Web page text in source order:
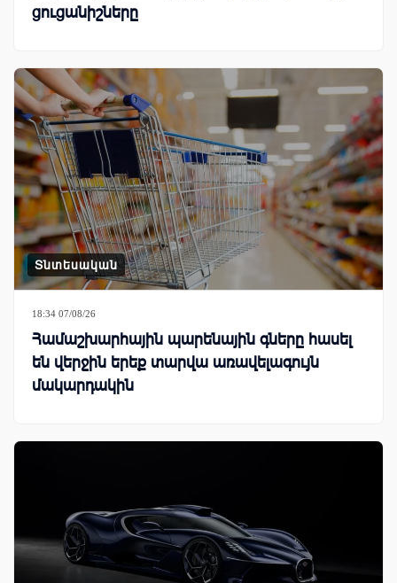
ցուցանիշները
Տնտեսական
18:34 07/08/26
Համաշխարհային պարենային գները հասել
են վերջին երեք տարվա առավելագույն
մակարդակին